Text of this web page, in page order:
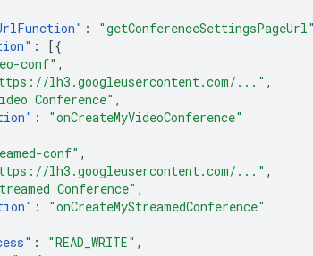
" : "getConferenceSettingsPageUrl"
" :
[{
conf" ,
lh3.googleusercontent.com/..." ,
Conference" ,
" :
"onCreateMyVideoConference"
conf" ,
lh3.googleusercontent.com/..." ,
Conference" ,
" :
"onCreateMyStreamedConference"
" : "READ_WRITE" ,